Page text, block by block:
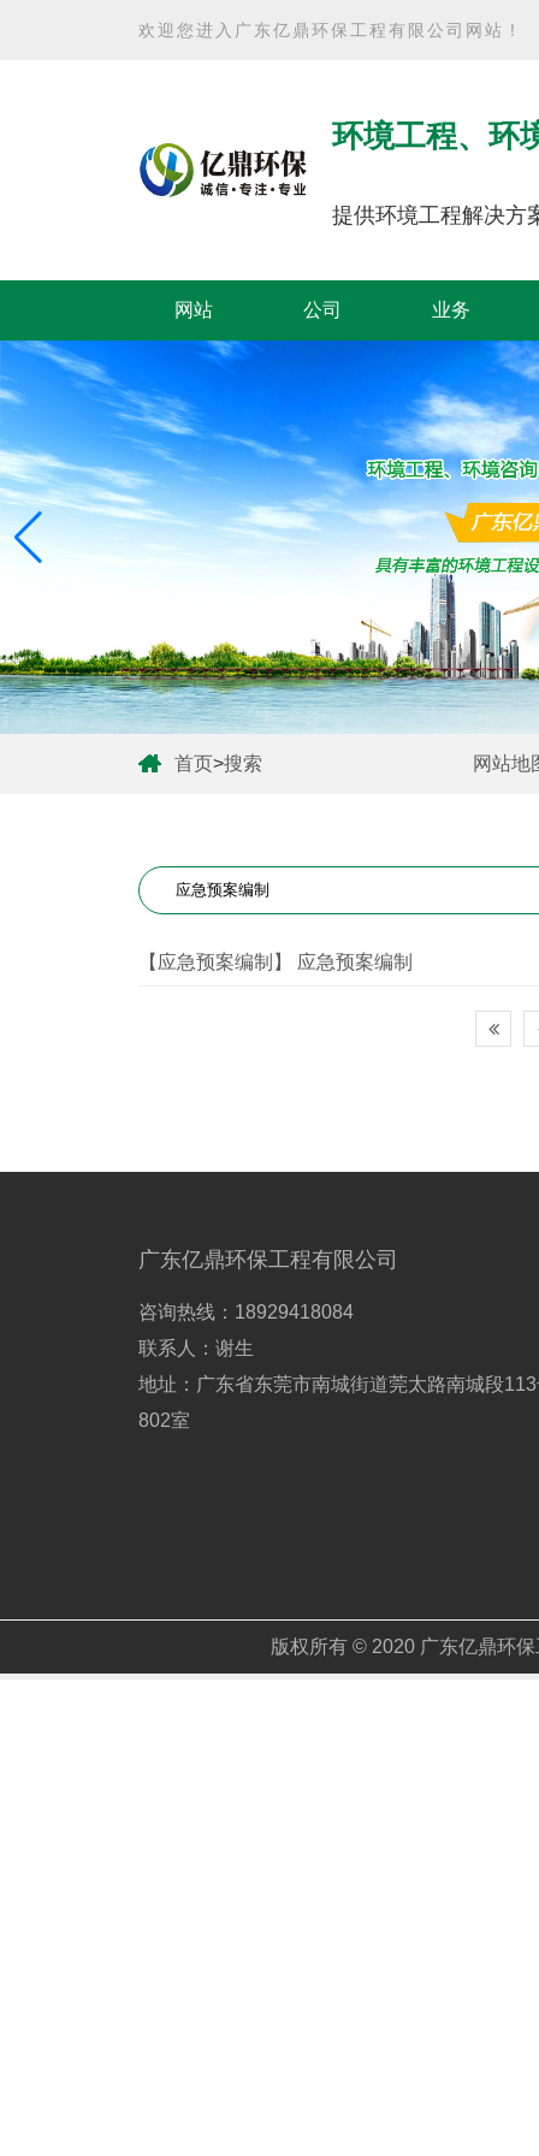
欢迎您进入广东亿鼎环保工程有限公司网站！
环境工程、环
提供环境工程解决方
网站 公司 业务
首页>搜索 网站地
【应急预案编制】 应急预案编制
广东亿鼎环保工程有限公司
咨询热线：18929418084
联系人：谢生
地址：广东省东莞市南城街道莞太路南城段
802室
版权所有 © 2020 广东亿鼎环